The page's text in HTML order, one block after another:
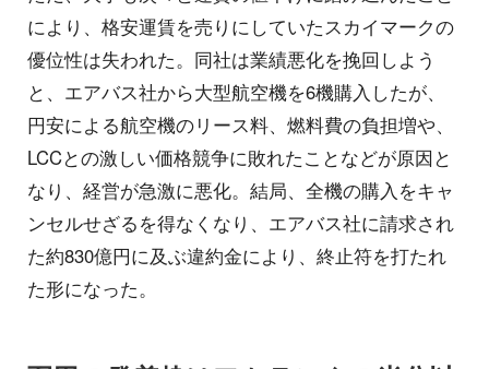
により、格安運賃を売りにしていたスカイマークの
優位性は失われた。同社は業績悪化を挽回しよう
と、エアバス社から大型航空機を6機購入したが、
円安による航空機のリース料、燃料費の負担増や、
LCCとの激しい価格競争に敗れたことなどが原因と
なり、経営が急激に悪化。結局、全機の購入をキャ
ンセルせざるを得なくなり、エアバス社に請求され
た約830億円に及ぶ違約金により、終止符を打たれ
た形になった。